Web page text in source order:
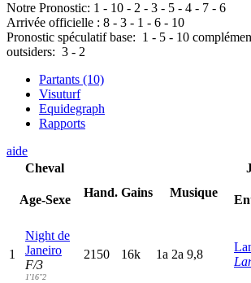
Notre Pronostic: 1 - 10 - 2 - 3 - 5 - 4 - 7 - 6
Arrivée officielle : 8 - 3 - 1 - 6 - 10
Pronostic spéculatif base: 1 - 5 - 10
outsiders: 3 - 2
Partants (10)
Visuturf
Equidegraph
Rapports
aide
Cheval
Age-Sexe
Hand. Gains Musique
1
Night de
Janeiro
F/3
1'16"2
2150 16k 1a 2a 9,8